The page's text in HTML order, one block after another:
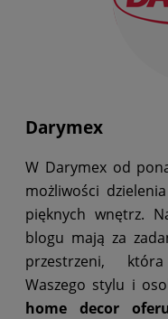
Darymex
W Darymex od
możliwości
pięknych wnętrz.
blogu mają za
przestrzeni,
Waszego stylu i
home decor